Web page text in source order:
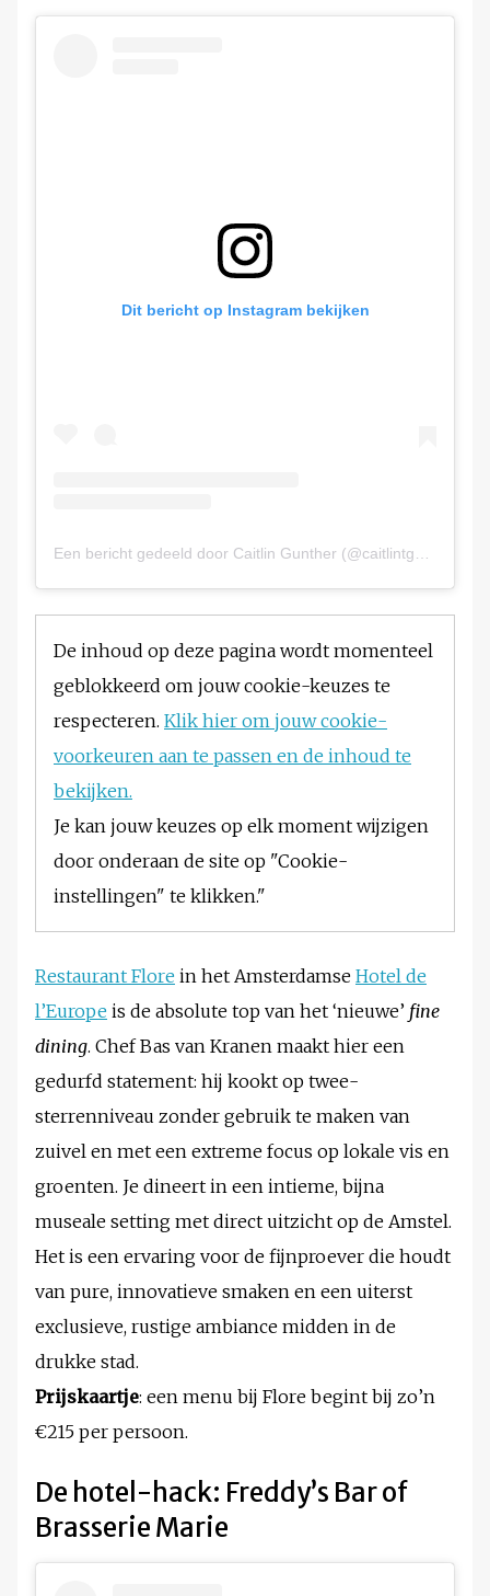
Dit bericht op Instagram bekijken
Een bericht gedeeld door Caitlin Gunther (@caitlintgunther)
De inhoud op deze pagina wordt momenteel
geblokkeerd om jouw cookie-keuzes te
respecteren. Klik hier om jouw cookie-
voorkeuren aan te passen en de inhoud te
bekijken.
Je kan jouw keuzes op elk moment wijzigen
door onderaan de site op "Cookie-
instellingen" te klikken."
Restaurant Flore in het Amsterdamse Hotel de
l’Europe is de absolute top van het ‘nieuwe’ fine
dining. Chef Bas van Kranen maakt hier een
gedurfd statement: hij kookt op twee-
sterrenniveau zonder gebruik te maken van
zuivel en met een extreme focus op lokale vis en
groenten. Je dineert in een intieme, bijna
museale setting met direct uitzicht op de Amstel.
Het is een ervaring voor de fijnproever die houdt
van pure, innovatieve smaken en een uiterst
exclusieve, rustige ambiance midden in de
drukke stad.
Prijskaartje: een menu bij Flore begint bij zo’n
€215 per persoon.
De hotel-hack: Freddy’s Bar of
Brasserie Marie